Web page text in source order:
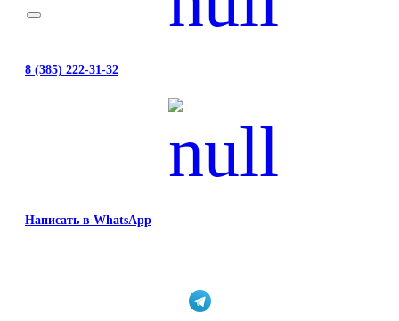
8 (385) 222-31-32
Написать в WhatsApp